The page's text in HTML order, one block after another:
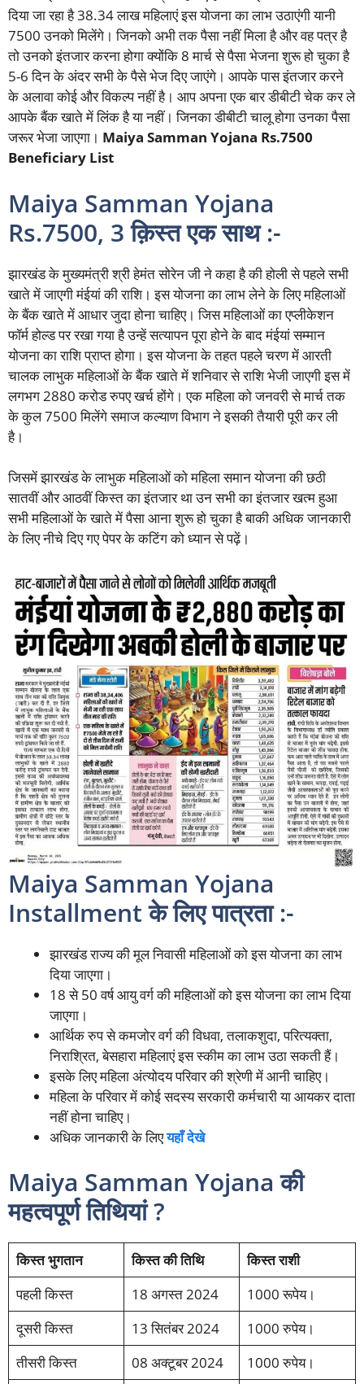
दिया जा रहा है 38.34 लाख महिलाएं इस योजना का लाभ उठाएंगी यानी
7500 उनको मिलेंगे। जिनको अभी तक पैसा नहीं मिला है और वह पत्र है
तो उनको इंतजार करना होगा क्योंकि 8 मार्च से पैसा भेजना शुरू हो चुका है
5-6 दिन के अंदर सभी के पैसे भेज दिए जाएंगे। आपके पास इंतजार करने
के अलावा कोई और विकल्प नहीं है। आप अपना एक बार डीबीटी चेक कर ले
आपके बैंक खाते में लिंक है या नहीं। जिनका डीबीटी चालू होगा उनका पैसा
जरूर भेजा जाएगा। Maiya Samman Yojana Rs.7500
Beneficiary List
Maiya Samman Yojana
Rs.7500, 3 क़िस्त एक साथ :-
झारखंड के मुख्यमंत्री श्री हेमंत सोरेन जी ने कहा है की होली से पहले सभी
खाते में जाएगी मंईयां की राशि। इस योजना का लाभ लेने के लिए महिलाओं
केबैंक खाते में आधार जुदा होना चाहिए। जिस महिलाओं का एप्लीकेशन
फॉर्म होल्ड पर रखा गया है उन्हें सत्यापन पूरा होने के बाद मंईयां सम्मान
योजना का राशि प्राप्त होगा। इस योजना के तहत पहले चरण में आरती
चालक लाभुक महिलाओं के बैंक खाते में शनिवार से राशि भेजी जाएगी इस में
लगभग 2880 करोड रुपए खर्च होंगे। एक महिला को जनवरी से मार्च तक
के कुल 7500 मिलेंगे समाज कल्याण विभाग ने इसकी तैयारी पूरी कर ली
है।
जिसमें झारखंड के लाभुक महिलाओं को महिला समान योजना की छठी
सातवीं और आठवीं किस्त का इंतजार था उन सभी का इंतजार खत्म हुआ
सभी महिलाओं के खाते में पैसा आना शुरू हो चुका है बाकी अधिक जानकारी
के लिए नीचे दिए गए पेपर के कटिंग को ध्यान से पढ़ें।
Maiya Samman Yojana
Installment के लिए पात्रता :-
झारखंड राज्य की मूल निवासी महिलाओं को इस योजना का लाभ
दिया जाएगा।
18 से 50 वर्ष आयु वर्ग की महिलाओं को इस योजना का लाभ दिया
जाएगा।
आर्थिक रुप से कमजोर वर्ग की विधवा, तलाकशुदा, परित्यक्ता,
निराश्रित, बेसहारा महिलाएं इस स्कीम का लाभ उठा सकती हैं।
इसके लिए महिला अंत्योदय परिवार की श्रेणी में आनी चाहिए।
महिला के परिवार में कोई सदस्य सरकारी कर्मचारी या आयकर दाता
नहीं होना चाहिए।
अधिक जानकारी के लिएयहाँ देखे
Maiya Samman Yojana की
महत्वपूर्ण तिथियां ?
किस्त भुगतान किस्त की तिथि
किस्त राशी
पहली किस्त
18 अगस्त 2024
1000 रूपेय।
दूसरी किस्त
13 सितंबर 2024
1000 रुपेय।
तीसरी किस्त
08 अक्टूबर 2024
1000 रुपेय।